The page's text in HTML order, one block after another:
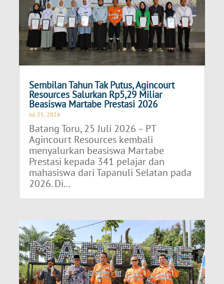
Sembilan Tahun Tak Putus, Agincourt
Resources Salurkan Rp5,29 Miliar
Beasiswa Martabe Prestasi 2026
Jul 25, 2026
Batang Toru, 25 Juli 2026 – PT
Agincourt Resources kembali
menyalurkan beasiswa Martabe
Prestasi kepada 341 pelajar dan
mahasiswa dari Tapanuli Selatan pada
2026. Di...